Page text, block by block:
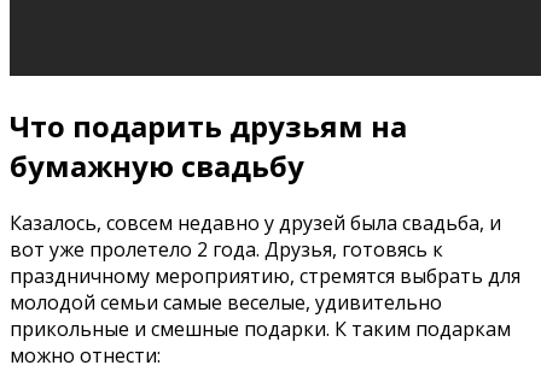
Что подарить друзьям на
бумажную свадьбу
Казалось, совсем недавно у друзей была свадьба, и
вот уже пролетело 2 года. Друзья, готовясь к
праздничному мероприятию, стремятся выбрать для
молодой семьи самые веселые, удивительно
прикольные и смешные подарки. К таким подаркам
можно отнести: